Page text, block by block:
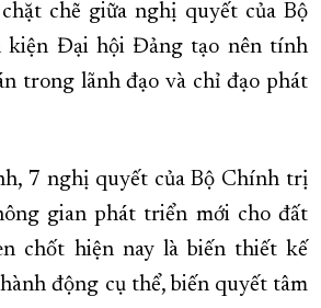
chẽ giữa nghị quyết của Bộ
kiện Đại hội Đảng tạo nên tính
trong lãnh đạo và chỉ đạo phát
7 nghị quyết của Bộ Chính trị
gian phát triển mới cho đất
chốt hiện nay là biến thiết kế
động cụ thể, biến quyết tâm